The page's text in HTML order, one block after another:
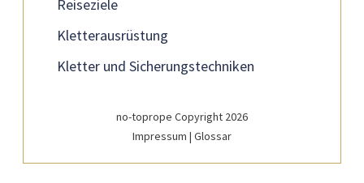
Reiseziele
Kletterausrüstung
Kletter und Sicherungstechniken
no-toprope Copyright 2026
Impressum | Glossar